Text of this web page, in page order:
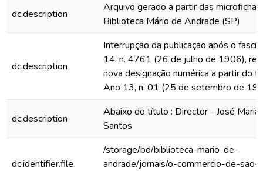
dc.description
Arquivo gerado a partir das
Biblioteca Mário de Andrade (SP)
dc.description
Interrupção da publicação após o
14, n. 4761 (26 de julho de 1906),
nova designação numérica a partir do
Ano 13, n. 01 (25 de setembro de
dc.description
Abaixo do título : Director - José Maria
Santos
dc.identifier.file
/storage/bd/biblioteca-mario-de-
andrade/jornais/o-commercio-de-sao-